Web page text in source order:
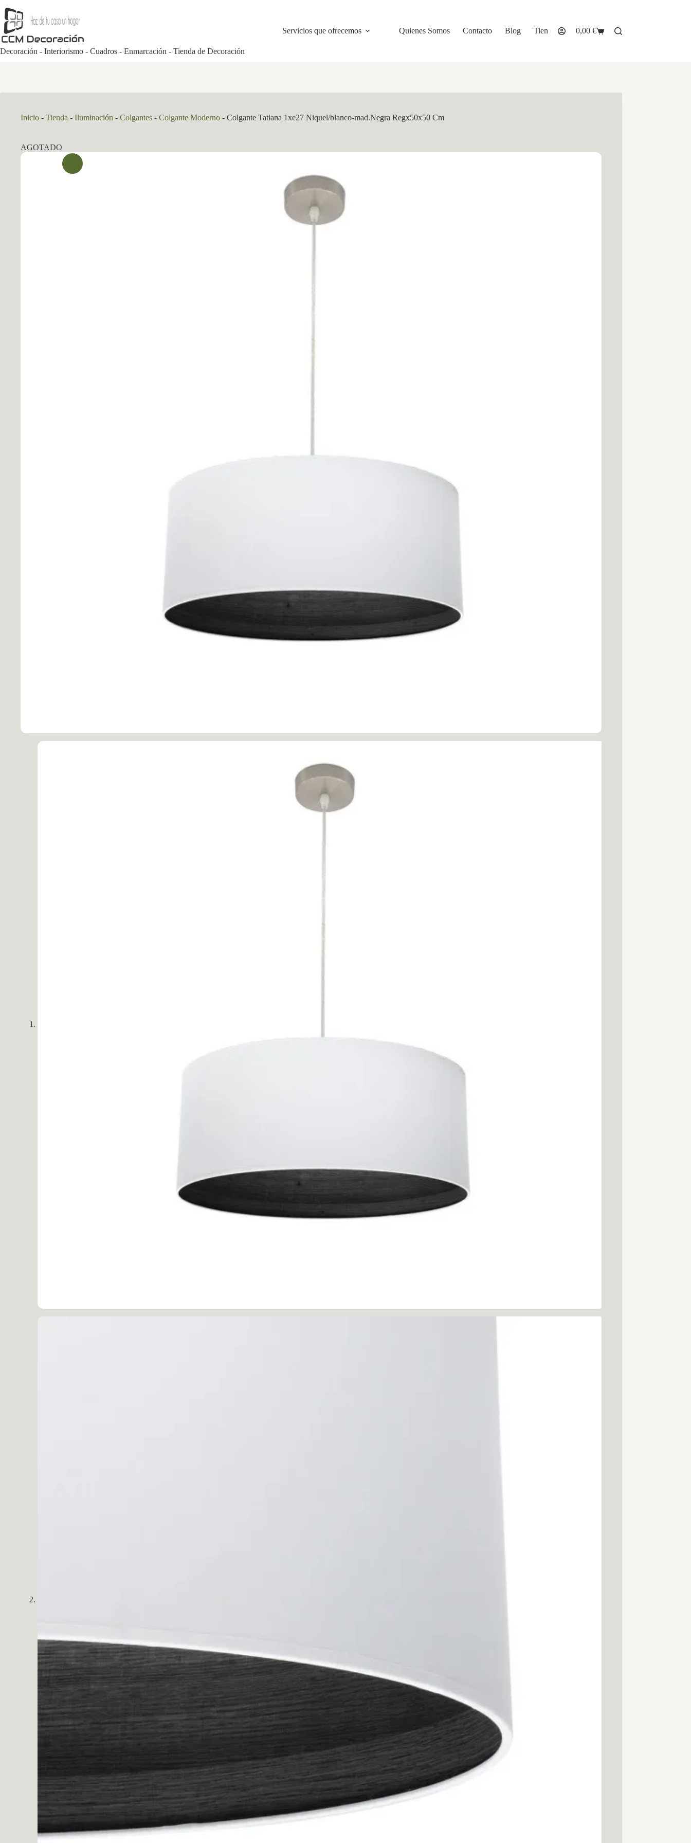
al
contenido
Decoración - Interiorismo - Cuadros - Enmarcación - Tienda de Decoración
Servicios que ofrecemos Quienes Somos Contacto Blog Tienda
Carro
0,00 €
Inicio - Tienda - Iluminación - Colgantes - Colgante Moderno - Colgante Tatiana 1xe27 Niquel/blanco-mad.Negra Regx50x50 Cm
AGOTADO